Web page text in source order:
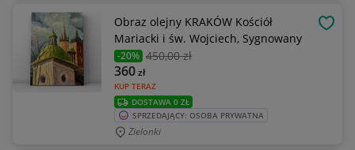
Obraz olejny KRAKÓW Kościół
Mariacki i św. Wojciech, Sygnowany
-20% 450,00 zł
KUP TERAZ
360zł
DOSTAWA 0 ZŁ
SPRZEDAJĄCY: OSOBA PRYWATNA
Zielonki